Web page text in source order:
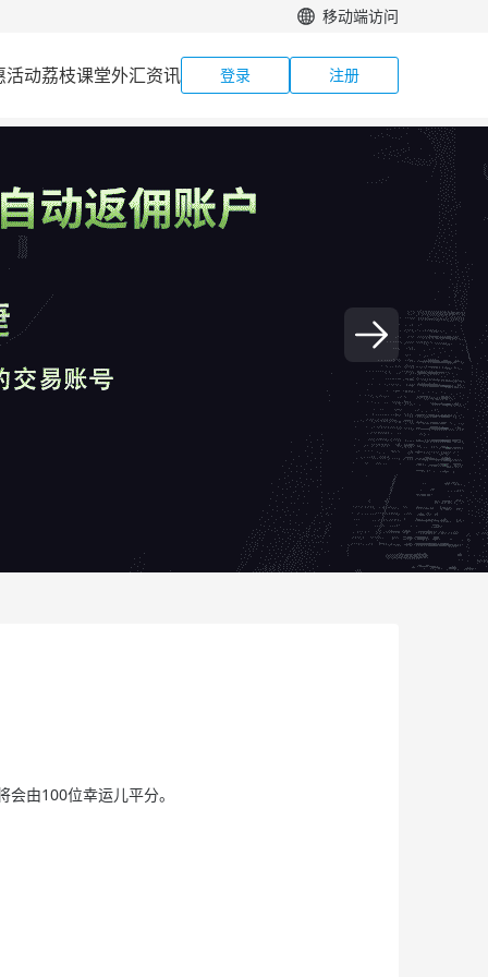
移动端访问
活动荔枝课堂外汇资讯 登录 注册
由100位幸运儿平分。